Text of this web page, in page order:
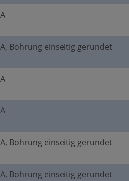
A
A, Bohrung einseitig gerundet
A
A
A, Bohrung einseitig gerundet
A, Bohrung einseitig gerundet